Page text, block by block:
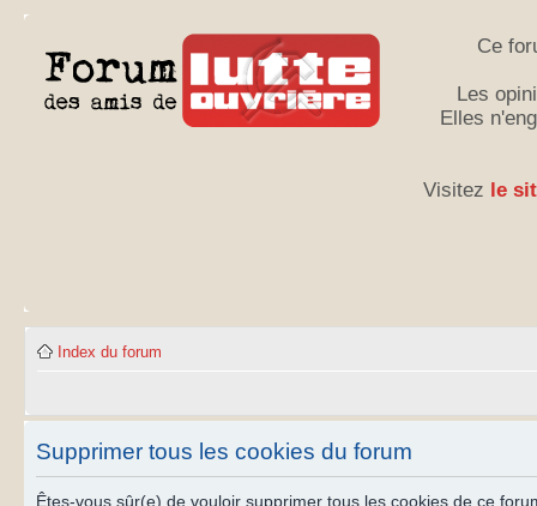
Ce
Les
Elles
Visitez le
Index du forum
Supprimer tous les cookies du forum
Êtes-vous sûr(e) de vouloir supprimer tous les cookies de ce